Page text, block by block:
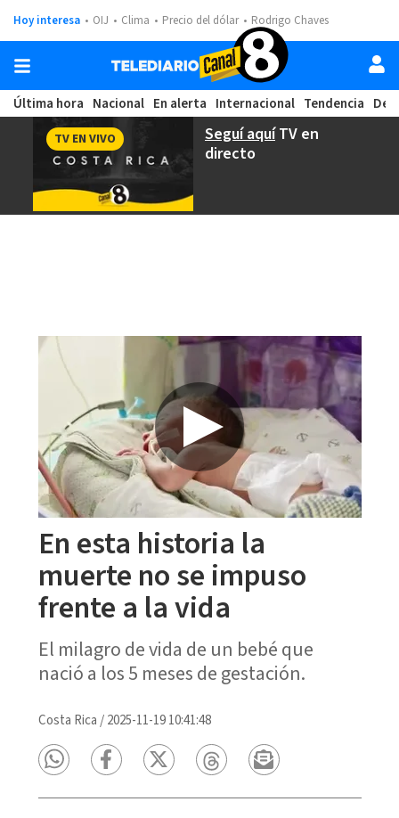
Hoy interesa OIJ Clima Precio del dólar Rodrigo Chaves
Última hora Nacional En alerta Internacional Tendencia
Seguí aquíTV en
directo
TV EN VIVO
En esta historia la
muerte no se impuso
frente a la vida
El milagro de vida de un bebé que
nació a los 5 meses de gestación.
Costa Rica /2025-11-19 10:41:48